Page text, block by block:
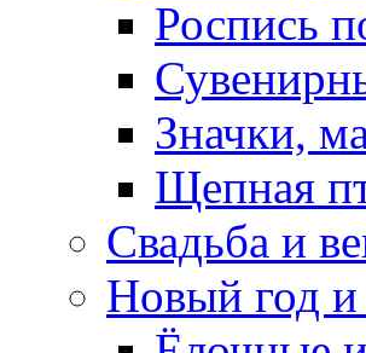
Роспись
Значки,
Щепная
Свадьба и
Новый год